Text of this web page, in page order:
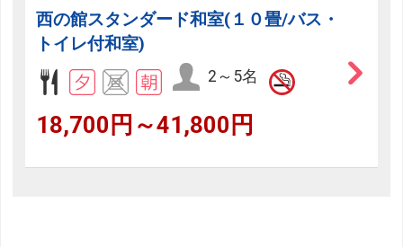
西の館スタンダード和室(１０畳/バス・
トイレ付和室)
2～5名
18,700円～41,800円